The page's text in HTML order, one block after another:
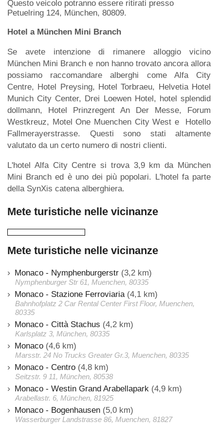
Questo veicolo potranno essere ritirati presso
Petuelring 124, München, 80809.
Hotel a München Mini Branch
Se avete intenzione di rimanere alloggio vicino
München Mini Branch e non hanno trovato ancora allora
possiamo raccomandare alberghi come Alfa City
Centre, Hotel Preysing, Hotel Torbraeu, Helvetia Hotel
Munich City Center, Drei Loewen Hotel, hotel splendid
dollmann, Hotel Prinzregent An Der Messe, Forum
Westkreuz, Motel One Muenchen City West e Hotello
Fallmerayerstrasse. Questi sono stati altamente
valutato da un certo numero di nostri clienti.
L'hotel Alfa City Centre si trova 3,9 km da München
Mini Branch ed è uno dei più popolari. L'hotel fa parte
della SynXis catena alberghiera.
Mete turistiche nelle vicinanze
Mete turistiche nelle vicinanze
Monaco - Nymphenburgerstr (3,2 km)
Nymphenburger Str 61, Muenchen, 80335
Monaco - Stazione Ferroviaria (4,1 km)
Bahnhofplatz 2 Car Rental Center First Floor, Muenchen,
80335
Monaco - Città Stachus (4,2 km)
Karlsplatz 3, München, 80335
Monaco (4,6 km)
Marsstr. 24 No Trucks Greater Gr.3, Muenchen, 80335
Monaco - Centro (4,8 km)
Seitzstr. 9 11, München, 80538
Monaco - Westin Grand Arabellapark (4,9 km)
Arabellastr. 6, München, 81925
Monaco - Bogenhausen (5,0 km)
Wasserburger Landstrasse 86, Muenchen, 81827